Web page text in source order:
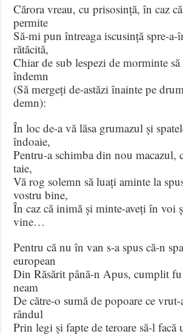
Cărora vreau, cu prisosință, în caz
permite
Să-mi pun întreaga iscusință spre-a-
rătăcită,
Chiar de sub lespezi de morminte să
îndemn
(Să mergeți de-astăzi înainte pe
demn):
În loc de-a vă lăsa grumazul și
îndoaie,
Pentru-a schimba din nou macazul,
taie,
Vă rog solemn să luați aminte la
vostru bine,
În caz că inimă și minte-aveți în voi
vine…
Pentru că nu în van s-a spus că-n
european
Din Răsărit până-n Apus, cumplit
neam
De către-o sumă de popoare ce vrut-
rândul
Prin legi și fapte de teroare să-l facă